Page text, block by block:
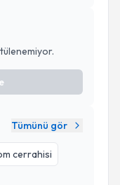
Tümünü gör
cerrahisi